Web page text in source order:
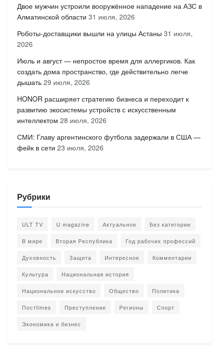
Двое мужчин устроили вооружённое нападение на АЗС в
Алматинской области 31 июля, 2026
Роботы-доставщики вышли на улицы Астаны 31 июля,
2026
Июль и август — непростое время для аллергиков. Как
создать дома пространство, где действительно легче
дышать 29 июля, 2026
HONOR расширяет стратегию бизнеса и переходит к
развитию экосистемы устройств с искусственным
интеллектом 28 июля, 2026
СМИ: Главу аргентинского футбола задержали в США —
фейк в сети 23 июля, 2026
Рубрики
ULT TV U magazine Актуальное Без категории
В мире Вторая Республика Год рабочих профессий
Духовность Защита Интересное Комментарии
Культура Национальная история
Национальное искусство Общество Политика
Постtimes Преступление Регионы Спорт
Экономика и бизнес